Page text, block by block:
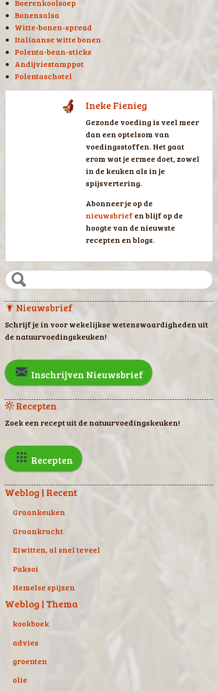
Boerenkoolsoep
Bonensalsa
Witte-bonen-spread
Italiaanse witte bonen
Polenta-bean-sticks
Andijviestamppot
Polentaschotel
Ineke Fienieg
Gezonde voeding is veel meer
dan een optelsom van
voedingsstoffen. Het gaat
erom wat je ermee doet, zowel
in de keuken als in je
spijsvertering.
Abonneer je op de
nieuwsbriefen blijf op de
hoogte van de nieuwste
recepten en blogs.
Nieuwsbrief
Schrijf je in voor wekelijkse wetenswaardigheden uit
de natuurvoedingskeuken!
Inschrijven Nieuwsbrief
Recepten
Zoek een recept uit de natuurvoedingskeuken!
Recepten
Weblog | Recent
Graankeuken
Graankracht
Eiwitten, al snel teveel
Paksoi
Hemelse spijzen
Weblog | Thema
kookboek
advies
groenten
olie